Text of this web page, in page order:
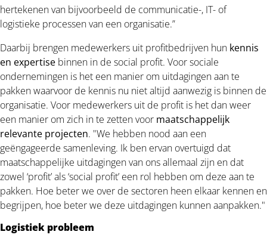
hertekenen van bijvoorbeeld de communicatie-, IT- of
logistieke processen van een organisatie.”
Daarbij brengen medewerkers uit profitbedrijven hun kennis
en expertise binnen in de social profit. Voor sociale
ondernemingen is het een manier om uitdagingen aan te
pakken waarvoor de kennis nu niet altijd aanwezig is binnen de
organisatie. Voor medewerkers uit de profit is het dan weer
een manier om zich in te zetten voor maatschappelijk
relevante projecten. "We hebben nood aan een
geëngageerde samenleving. Ik ben ervan overtuigd dat
maatschappelijke uitdagingen van ons allemaal zijn en dat
zowel ‘profit’ als ‘social profit’ een rol hebben om deze aan te
pakken. Hoe beter we over de sectoren heen elkaar kennen en
begrijpen, hoe beter we deze uitdagingen kunnen aanpakken."
Logistiek probleem